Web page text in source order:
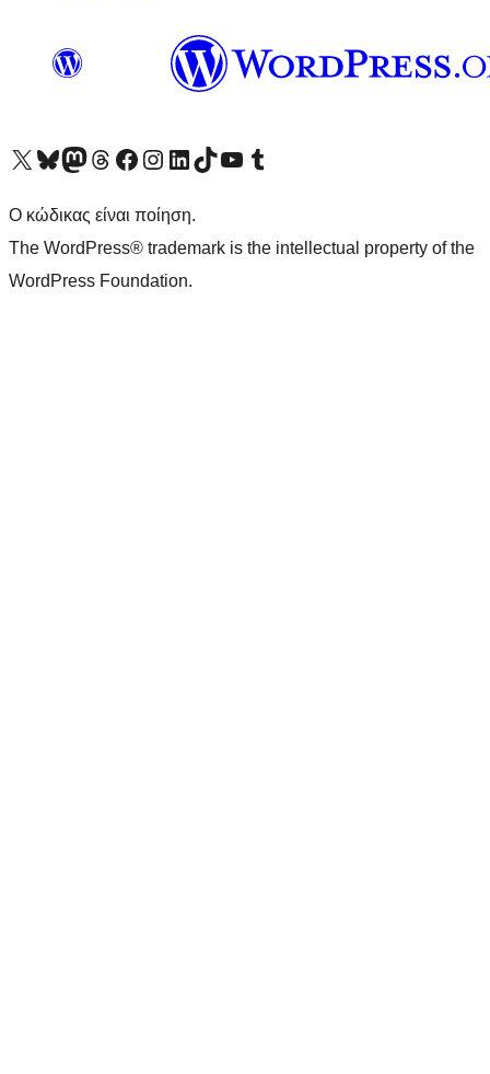
Visit our X (formerly Twitter) account
Visit our Bluesky account
Επισκεφθείτε τον λογαριασμό μας στο Mastodon
Visit our Threads account
Επισκεφτείτε τη σελίδα μας στο Facebook
Επισκεφθείτε τον λογαριασμό μας Instagram
Επισκεφθείτε τον λογαριασμό μας LinkedIn
Visit our TikTok account
Visit our YouTube channel
Visit our Tumblr account
Ο κώδικας είναι ποίηση.
The WordPress® trademark is the intellectual property of the
WordPress Foundation.